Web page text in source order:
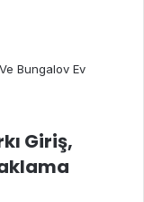
Giriş,